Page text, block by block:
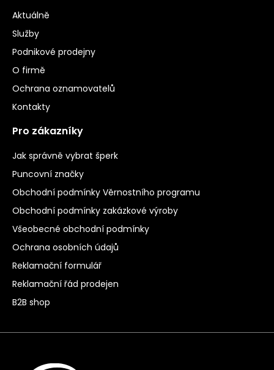
Aktuálně
Služby
Podnikové prodejny
O firmě
Ochrana oznamovatelů
Kontakty
Pro zákazníky
Jak správně vybrat šperk
Puncovní značky
Obchodní podmínky Věrnostního programu
Obchodní podmínky zakázkové výroby
Všeobecné obchodní podmínky
Ochrana osobních údajů
Reklamační formulář
Reklamační řád prodejen
B2B shop